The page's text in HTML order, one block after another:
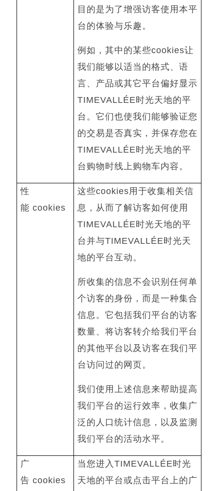
目的是为了增强访客使用本平
台的体验与乐趣。
例如，其中的某些cookies让
我们能够以适当的格式、语
言、产品或其它平台偏好显示
TIMEVALLÉE时光天地的平
台。它们也使我们能够验证您
的交易是否真实，并保存您在
TIMEVALLÉE时光天地的平
台购物时线上购物车内容。
性
能 cookies
这些cookies用于收集相关信
息，从而了解访客如何使用
TIMEVALLÉE时光天地的平
台并与TIMEVALLÉE时光天
地的平台互动。
所收集的信息不会识别任何单
个访客的身份，而是一种集合
信息。它包括我们平台的访客
数量、将访客转介给我们平台
的其他平台以及访客在我们平
台访问过的网页。
我们使用上述信息来帮助提高
我们平台的运行效率，收集广
泛的人口统计信息，以及监测
我们平台的活动水平。
广
告 cookies
当您进入 TIMEVALLÉE时光
天地的平台或点击平台上的广